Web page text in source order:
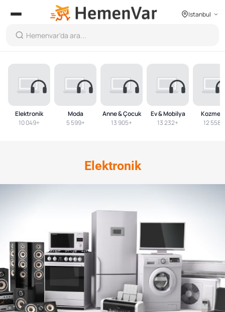
Istanbul
Hemenvar
Elektronik
10 049+
Moda
5 599+
Anne & Çocuk
13 905+
Ev & Mobilya
13 232+
12 558+
Elektronik